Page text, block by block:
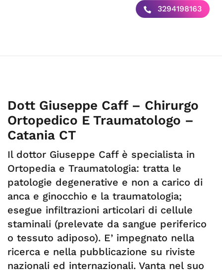
3294198163
Dott Giuseppe Caff – Chirurgo
Ortopedico E Traumatologo –
Catania CT
Il dottor Giuseppe Caff è specialista in
Ortopedia e Traumatologia: tratta le
patologie degenerative e non a carico di
anca e ginocchio e la traumatologia;
esegue infiltrazioni articolari di cellule
staminali (prelevate da sangue periferico
o tessuto adiposo). E’ impegnato nella
ricerca e nella pubblicazione su riviste
nazionali ed internazionali. Vanta nel suo